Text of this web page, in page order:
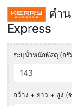
คำ
Express
ระบุน้ำหนักพัสดุ (กรั
กว้าง + ยาว + สูง (